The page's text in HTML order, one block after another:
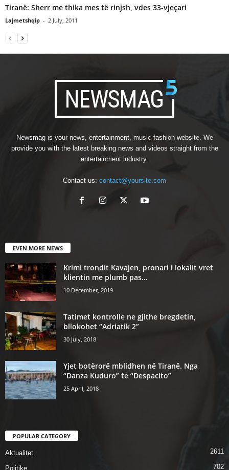
Tiranë: Sherr me thika mes të rinjsh, vdes 33-vjeçari
Lajmetshqip - 2 July, 2011
Newsmag is your news, entertainment, music fashion website. We
provide you with the latest breaking news and videos straight from the
entertainment industry.
Contact us: contact@yoursite.com
EVEN MORE NEWS
Krimi trondit Kavajen, pronari i lokalit vret
klientin me plumb pas...
10 December, 2019
Tatimet kontrolle ne gjithe bregdetin,
bllokohet “Adriatik 2”
30 July, 2018
Yjet botërorë mblidhen në Tiranë. Nga
“Danza Kuduro” te “Despacito”
25 April, 2018
POPULAR CATEGORY
Aktualitet 2611
Politike 702